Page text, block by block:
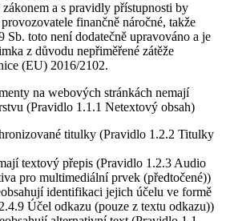
zákonem a s pravidly přístupnosti by
finančně náročné, takže
Sb. toto není dodatečně upravováno a je
z důvodu nepřiměřené zátěže
(EU) 2016/2102.
na webových stránkách nemají
(Pravidlo 1.1.1 Netextový obsah)
titulky (Pravidlo 1.2.2 Titulky
textový přepis (Pravidlo 1.2.3 Audio
pro multimediální prvek (předtočené))
identifikaci jejich účelu ve formě
Účel odkazu (pouze z textu odkazu))